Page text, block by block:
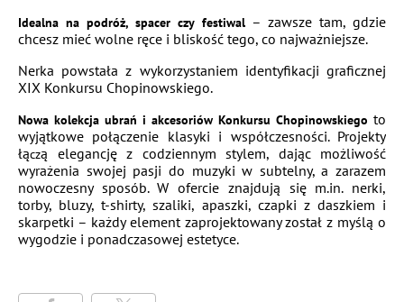
Idealna na podróż, spacer czy festiwal– zawsze tam, gdzie
chcesz mieć wolne ręce i bliskość tego, co najważniejsze.
Nerka powstała z wykorzystaniem identyfikacji graficznej
XIX Konkursu Chopinowskiego.
Nowa kolekcja ubrań i akcesoriów Konkursu Chopinowskiego to
wyjątkowe połączenie klasyki i współczesności. Projekty
łączą elegancję z codziennym stylem, dając możliwość
wyrażenia swojej pasji do muzyki w subtelny, a zarazem
nowoczesny sposób. W ofercie znajdują się m.in. nerki,
torby, bluzy, t-shirty, szaliki, apaszki, czapki z daszkiem i
skarpetki – każdy element zaprojektowany został z myślą o
wygodzie i ponadczasowej estetyce.